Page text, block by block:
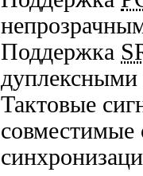
Поддержка
Тактовые